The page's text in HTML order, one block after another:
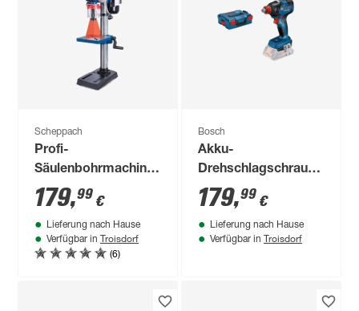
Scheppach
Profi-
Säulenbohrmachine
'DP19Vario' 550 W
179,99 €
Lieferung nach Hause
Verfügbar in Troisdorf
(6)
Bosch
Akku-
Drehschlagschrauber
'GDX 18V-200
Professional' inkl. L-
BOXX, ohne Akku
und Ladegerät
179,99 €
Lieferung nach Hause
Verfügbar in Troisdorf